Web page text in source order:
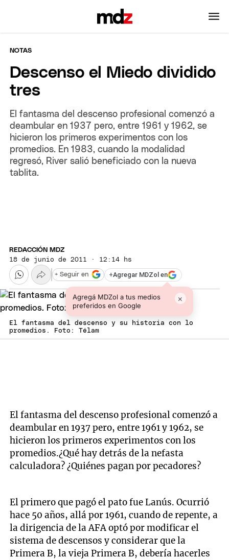
NOTAS
Descenso el Miedo dividido
tres
El fantasma del descenso profesional comenzó a
deambular en 1937 pero, entre 1961 y 1962, se
hicieron los primeros experimentos con los
promedios. En 1983, cuando la modalidad
regresó, River salió beneficiado con la nueva
tablita.
REDACCIÓN MDZ
18 de junio de 2011 · 12:14 hs
+Agregar MDZol en
Agregá MDZol a tus medios
preferidos en Google
×
+ Seguir en
El fantasma del descenso y su historia con lo
promedios. Foto: Télam
El fantasma del descenso profesional comenzó a
deambular en 1937 pero, entre 1961 y 1962, se
hicieron los primeros experimentos con los
promedios.¿Qué hay detrás de la nefasta
calculadora? ¿Quiénes pagan por pecadores?
El primero que pagó el pato fue Lanús. Ocurrió
hace 50 años, allá por 1961, cuando de repente, a
la dirigencia de la AFA optó por modificar el
sistema de descensos y considerar que la
Primera B, la vieja Primera B, debería hacerles